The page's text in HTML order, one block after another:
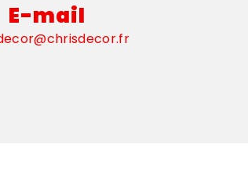
E-mail